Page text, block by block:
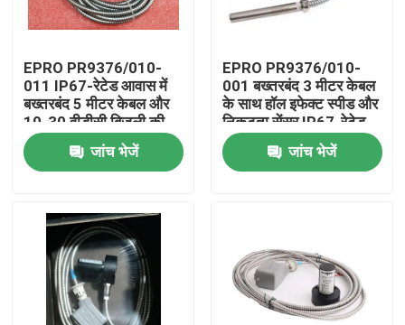
घर
उत्पाद
वीडियो
EPRO PR9376/010-
011 IP67-रेटेड आवास में
बख्तरबंद 5 मीटर केबल और
10-30 वीडीसी बिजली की
आपूर्ति के साथ हॉल इफेक्ट
स्पीड और निकटता सेंसर
जांच भेजें
EPRO PR9376/010-
001 बख्तरबंद 3 मीटर केबल
के साथ हॉल इफेक्ट स्पीड और
निकटता सेंसर IP67-रेटेड
और 10-30 वीडीसी बिजली
की आपूर्ति
जांच भेजें